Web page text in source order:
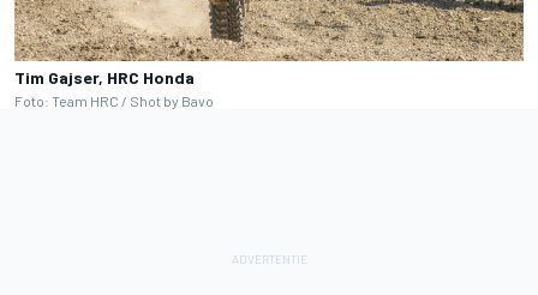
Tim Gajser, HRC Honda
Foto: Team HRC / Shot by Bavo